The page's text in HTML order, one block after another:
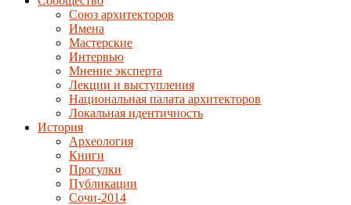
Союз архитекторов
Имена
Мастерские
Интервью
Мнение эксперта
Лекции и выступления
Национальная палата архитекторов
Локальная идентичность
История
Археология
Книги
Прогулки
Публикации
Сочи-2014